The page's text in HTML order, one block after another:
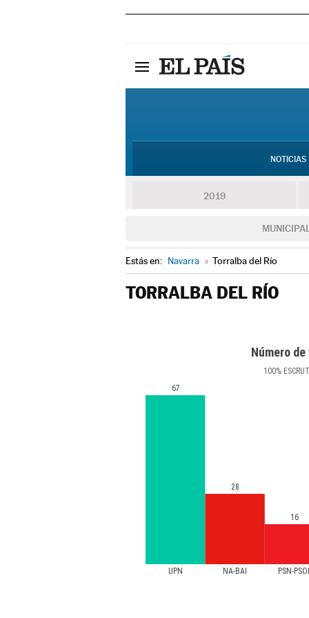
NOTICIAS
2019
Estás en: Navarra » Torralba del Río
TORRALBA DEL RÍO
Número
100%
UPN NA-BAI PSN-
67
28
16